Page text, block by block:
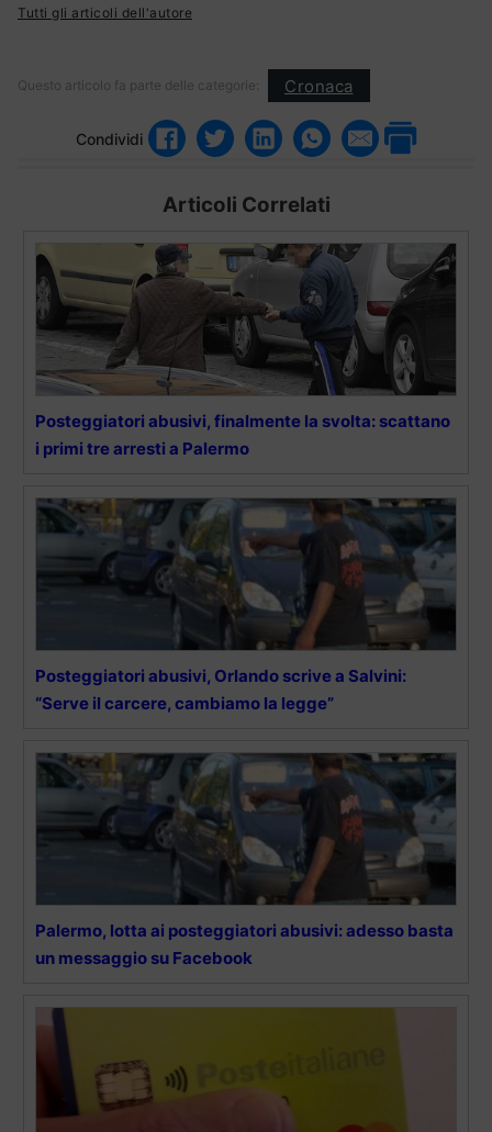
Tutti gli articoli dell'autore
Questo articolo fa parte delle categorie: Cronaca
Condividi
Articoli Correlati
Posteggiatori abusivi, finalmente la svolta: scattano
i primi tre arresti a Palermo
Posteggiatori abusivi, Orlando scrive a Salvini:
“Serve il carcere, cambiamo la legge”
Palermo, lotta ai posteggiatori abusivi: adesso basta
un messaggio su Facebook